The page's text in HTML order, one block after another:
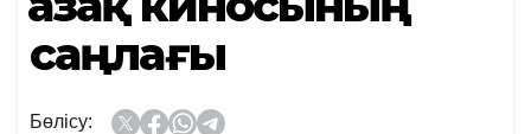
саңлағы
Бөлісу: